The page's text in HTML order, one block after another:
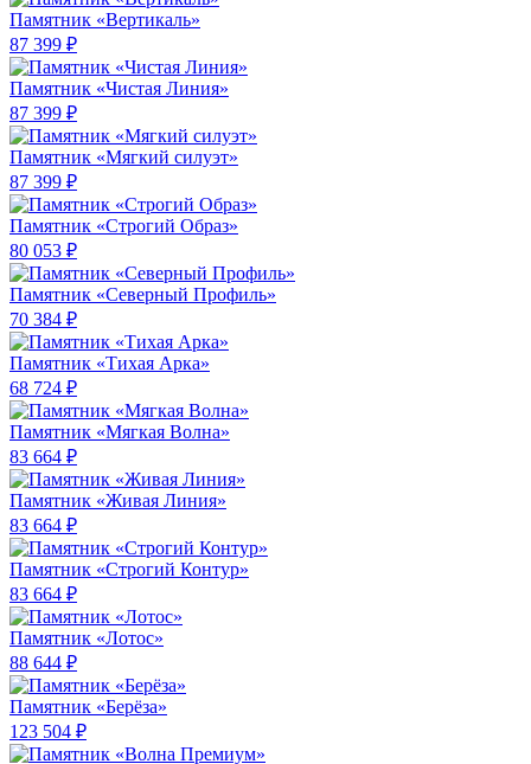
Памятник «Вертикаль»
87 399 ₽
Памятник «Чистая Линия»
87 399 ₽
Памятник «Мягкий силуэт»
87 399 ₽
Памятник «Строгий Образ»
80 053 ₽
Памятник «Северный Профиль»
70 384 ₽
Памятник «Тихая Арка»
68 724 ₽
Памятник «Мягкая Волна»
83 664 ₽
Памятник «Живая Линия»
83 664 ₽
Памятник «Строгий Контур»
83 664 ₽
Памятник «Лотос»
88 644 ₽
Памятник «Берёза»
123 504 ₽